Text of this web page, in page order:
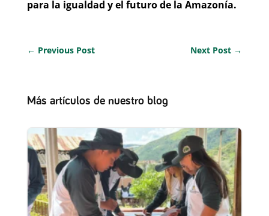
para la igualdad y el futuro de la Amazonía.
← Previous Post Next Post →
Más artículos de nuestro blog